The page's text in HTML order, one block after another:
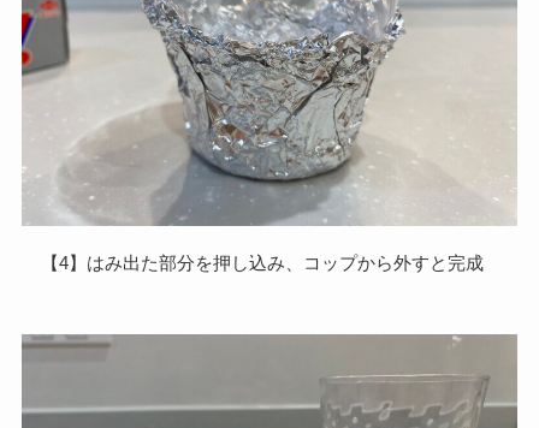
【4】はみ出た部分を押し込み、コップから外すと完成